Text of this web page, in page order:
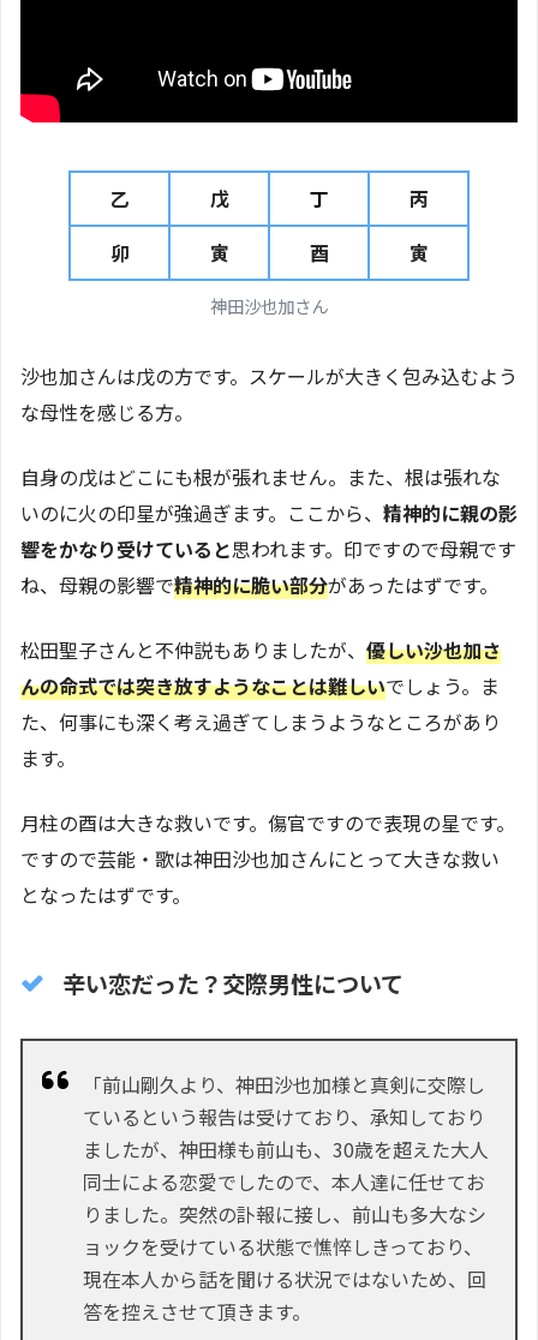
乙 戊 丁
丙
卯
寅 酉 寅
神田沙也加さん
沙也加さんは戊の方です。スケールが大きく包み込むよう
な母性を感じる方。
自身の戊はどこにも根が張れません。また、根は張れな
いのに火の印星が強過ぎます。ここから、 精神的に親の影
響をかなり受けていると思われます。印ですので母親です
ね、母親の影響で精神的に脆い部分があったはずです。
松田聖子さんと不仲説もありましたが、 優しい沙也加さ
んの命式では突き放すようなことは難しいでしょう。ま
た、何事にも深く考え過ぎてしまうようなところがあり
ます。
月柱の酉は大きな救いです。傷官ですので表現の星です。
ですので芸能・歌は神田沙也加さんにとって大きな救い
となったはずです。
辛い恋だった？交際男性について
「前山剛久より、神田沙也加様と真剣に交際し
ているという報告は受けており、承知しており
ましたが、神田様も前山も、30歳を超えた大人
同士による恋愛でしたので、本人達に任せてお
りました。突然の訃報に接し、前山も多大なシ
ョックを受けている状態で憔悴しきっており、
現在本人から話を聞ける状況ではないため、回
答を控えさせて頂きます。